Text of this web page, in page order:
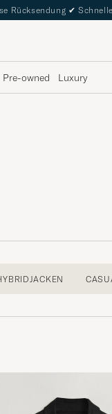
Rücksendung ✔
Pre-owned Luxury